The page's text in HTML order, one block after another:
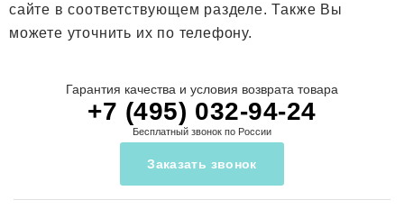
сайте в соответствующем разделе. Также Вы
можете уточнить их по телефону.
Гарантия качества и условия возврата товара
+7 (495) 032-94-24
Бесплатный звонок по России
Заказать звонок